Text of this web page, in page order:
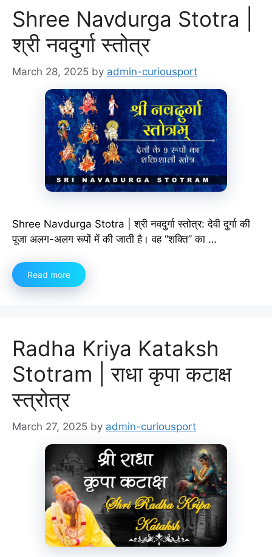
Shree Navdurga Stotra |
श्री नवदुर्गा स्तोत्र
March 28, 2025 by admin-curiousport
Shree Navdurga Stotra | श्री नवदुर्गा स्तोत्र: देवी दुर्गा की
पूजा अलग-अलग रूपों में की जाती है। वह “शक्ति” का …
Read more
Radha Kriya Kataksh
Stotram | राधा कृपा कटाक्ष
स्त्रोत्र
March 27, 2025 by admin-curiousport